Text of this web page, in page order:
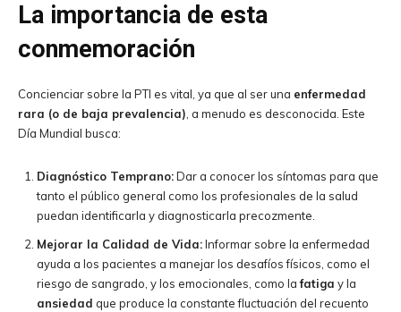
La importancia de esta
conmemoración
Concienciar sobre la PTI es vital, ya que al ser una enfermedad
rara (o de baja prevalencia), a menudo es desconocida. Este
Día Mundial busca:
Diagnóstico Temprano:Dar a conocer los síntomas para que
tanto el público general como los profesionales de la salud
puedan identificarla y diagnosticarla precozmente.
Mejorar la Calidad de Vida:Informar sobre la enfermedad
ayuda a los pacientes a manejar los desafíos físicos, como el
riesgo de sangrado, y los emocionales, como lafatiga y la
ansiedad que produce la constante fluctuación del recuento